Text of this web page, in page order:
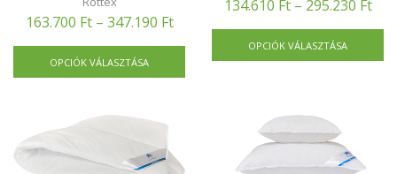
163.700 Ft– 347.190 Ft
OPCIÓK VÁLASZTÁSA
134.610 Ft– 295.230 Ft
OPCIÓK VÁLASZTÁSA